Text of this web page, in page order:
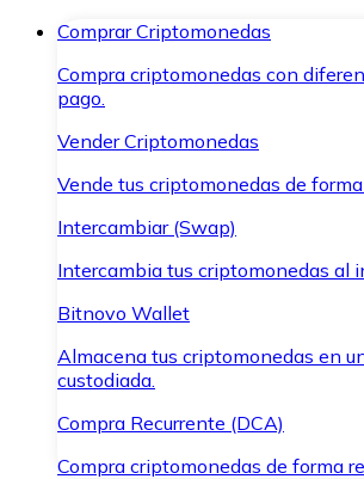
Comprar Criptomonedas
Compra criptomonedas con
pago.
Vender Criptomonedas
Vende tus criptomonedas de
Intercambiar (Swap)
Intercambia tus criptomonedas al
Bitnovo Wallet
Almacena tus criptomonedas en
custodiada.
Compra Recurrente (DCA)
Compra criptomonedas de forma